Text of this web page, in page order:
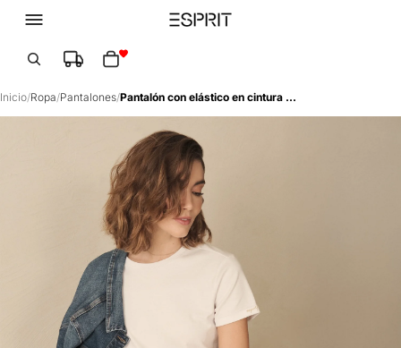
Inicio/Ropa/Pantalones/ Pantalón con elástico en cintura para mujer - Beige